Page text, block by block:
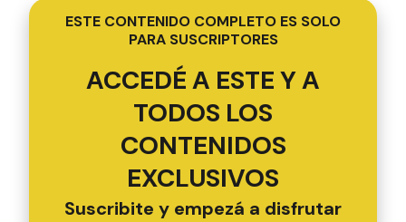
ESTE CONTENIDO COMPLETO ES SOLO
PARA SUSCRIPTORES
ACCEDÉ A ESTE Y A
TODOS LOS
CONTENIDOS
EXCLUSIVOS
Suscribite y empezá a disfrutar